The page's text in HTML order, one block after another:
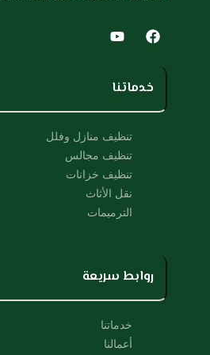
F
a
b
o
Y
o
u
e
خدماتنا
تنظيف منازل وفلل
تنظيف مجالس
تنظيف خزانات
نقل الأثاث
الترميمات
روابط سريعة
خدماتنا
أعمالنا